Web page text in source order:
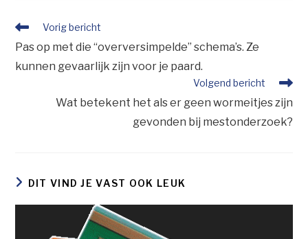
Vorig bericht
Pas op met die “overversimpelde” schema’s. Ze
kunnen gevaarlijk zijn voor je paard.
Volgend bericht
Wat betekent het als er geen wormeitjes zijn
gevonden bij mestonderzoek?
DIT VIND JE VAST OOK LEUK